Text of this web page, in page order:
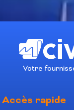
Votre
Accès rapide